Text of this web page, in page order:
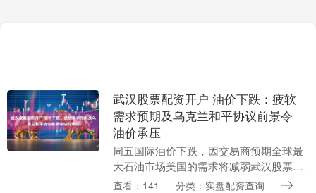
武汉股票配资开户 油价下跌：疲软
需求预期及乌克兰和平协议前景令
油价承压
周五国际油价下跌，因交易商预期全球最
大石油市场美国的需求将减弱武汉股票配
资开户，且相关方面可能正在幕后推动达
查看：141 分类：实盘配资查询